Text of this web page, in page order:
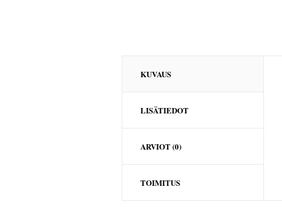
KUVAUS
LISÄTIEDOT
ARVIOT (0)
TOIMITUS